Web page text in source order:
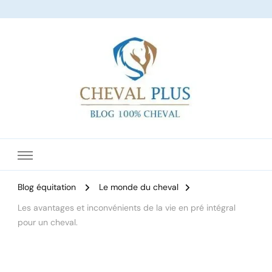
Blog équitation
Le monde du cheval
Les avantages et inconvénients de la vie en pré intégral
pour un cheval.